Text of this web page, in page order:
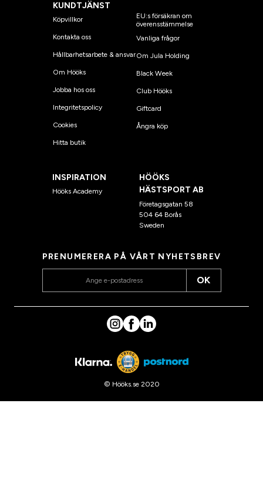
KUNDTJÄNST
Köpvillkor
Kontakta oss
Hållbarhetsarbete & ansvar
Om Hööks
Jobba hos oss
Integritetspolicy
Cookies
Hitta butik
EU:s försäkran om
överensstämmelse
Vanliga frågor
Om Jula Holding
Black Week
Club Hööks
Giftcard
Ångra köp
INSPIRATION
Hööks Academy
HÖÖKS
HÄSTSPORT AB
Företagsgatan 58
504 64 Borås
Sweden
PRENUMERERA PÅ VÅRT NYHETSBREV
OK
© Hööks.se 2020